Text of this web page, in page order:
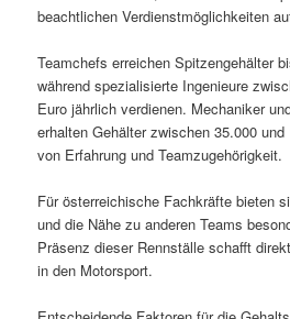
beachtlichen Verdienstmöglichkeiten
Teamchefs erreichen Spitzengehälter
während spezialisierte Ingenieure
Euro jährlich verdienen. Mechaniker
erhalten Gehälter zwischen 35.000
von Erfahrung und Teamzugehörigkeit.
Für österreichische Fachkräfte bieten
und die Nähe zu anderen Teams
Präsenz dieser Rennställe schafft
in den Motorsport.